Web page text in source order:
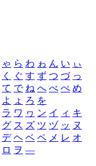
ゃ ら わ ゎ ん い ぃ
く ぐ す ず つ づ っ
て で ね へ べ ぺ め
よ ょ ろ を
ラ ワ ヮ ン イ ィ キ
グ ス ズ ツ ヅ ッ ヌ
デ ヘ ベ ペ メ レ オ
ロ ヲ ―